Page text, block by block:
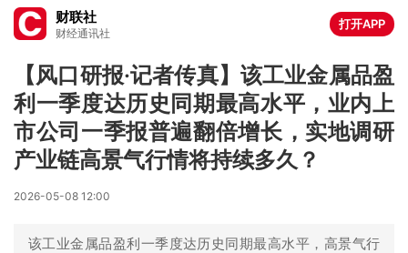
财联社
财经通讯社
打开APP
【风口研报·记者传真】该工业金属品盈
利一季度达历史同期最高水平，业内上
市公司一季报普遍翻倍增长，实地调研
产业链高景气行情将持续多久？
2026-05-08 12:00
该工业金属品盈利一季度达历史同期最高水平，高景气行